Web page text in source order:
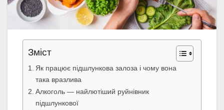
Зміст
Як працює підшлункова залоза і чому вона
така вразлива
Алкоголь — найлютіший руйнівник
підшлункової